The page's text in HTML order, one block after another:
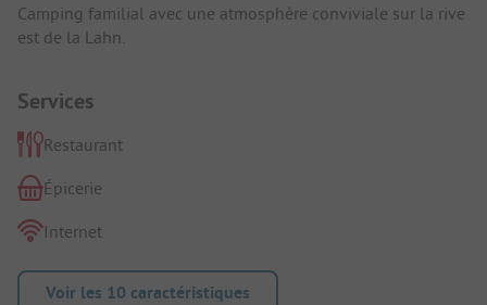
Camping familial avec une atmosphère conviviale sur la rive
est de la Lahn.
Services
Restaurant
Épicerie
Internet
Voir les 10 caractéristiques